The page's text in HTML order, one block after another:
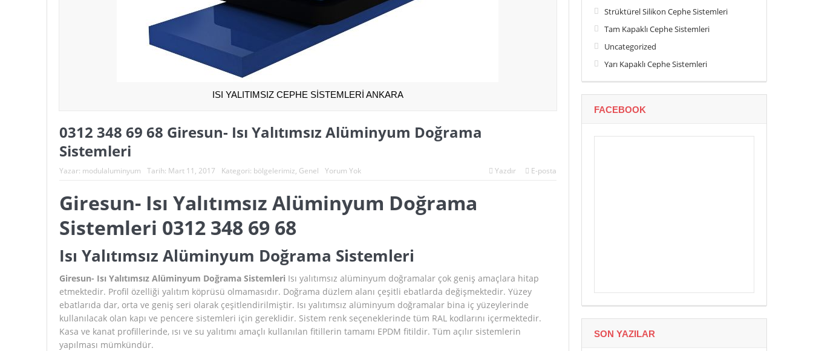
ISI YALITIMSIZ CEPHE SİSTEMLERİ ANKARA
0312 348 69 68 Giresun- Isı Yalıtımsız Alüminyum Doğrama
Sistemleri
Yazar: modulaluminyum Tarih: Mart 11, 2017 Kategori: bölgelerimiz, Genel Yorum Yok Yazdır E-posta
Giresun- Isı Yalıtımsız Alüminyum Doğrama
Sistemleri 0312 348 69 68
Isı Yalıtımsız Alüminyum Doğrama Sistemleri
Giresun- Isı Yalıtımsız Alüminyum Doğrama Sistemleri Isı yalıtımsız alüminyum doğramalar çok geniş amaçlara hitap
etmektedir. Profil özelliği yalıtım köprüsü olmamasıdır. Doğrama düzlem alanı çeşitli ebatlarda değişmektedir. Yüzey
ebatlarıda dar, orta ve geniş seri olarak çeşitlendirilmiştir. Isı yalıtımsız alüminyum doğramalar bina iç yüzeylerinde
kullanılacak olan kapı ve pencere sistemleri için gereklidir. Sistem renk seçeneklerinde tüm RAL kodlarını içermektedir.
Kasa ve kanat profillerinde, ısı ve su yalıtımı amaçlı kullanılan fitillerin tamamı EPDM fitildir. Tüm açılır sistemlerin
yapılması mümkündür.
Strüktürel Silikon Cephe Sistemleri
Tam Kapaklı Cephe Sistemleri
Uncategorized
Yarı Kapaklı Cephe Sistemleri
FACEBOOK
SON YAZILAR